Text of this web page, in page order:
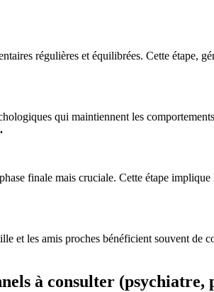
régulières et équilibrées. Cette étape,
qui maintiennent les
finale mais cruciale. Cette étape
et les amis proches bénéficient souvent de
à consulter